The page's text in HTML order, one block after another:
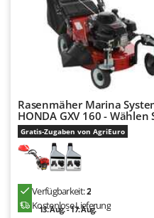
Rasenmäher Marina
HONDA GXV 160 - Wählen
Gratis-Zugaben von AgriEuro
Verfügbarkeit:2
Kostenlose Lieferung
13. Aug. - 17. Aug.